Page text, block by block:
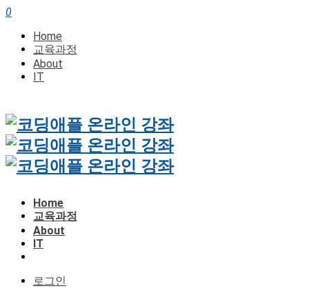
0
Home
교육과정
About
IT
Home
교육과정
About
IT
로그인